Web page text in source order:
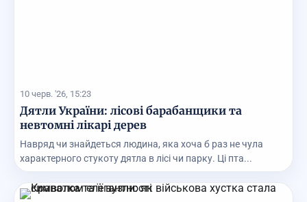
10 черв. '26, 15:23
Дятли України: лісові барабанщики та
невтомні лікарі дерев
Навряд чи знайдеться людина, яка хоча б раз не чула
характерного стукоту дятла в лісі чи парку. Ці пта...